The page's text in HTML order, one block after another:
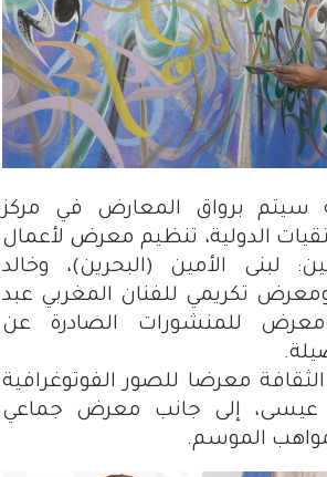
سيتم برواق المعارض في مركز
الدولية، تنظيم معرض لأعمال
لبنى الأمين (البحرين)، وخالد
تكريمي للفنان المغربي عبد
ومعرض للمنشورات الصادرة عن
معرضا للصور الفوتوغرافية
عيسى، إلى جانب معرض جماعي
مواهب الموسم.